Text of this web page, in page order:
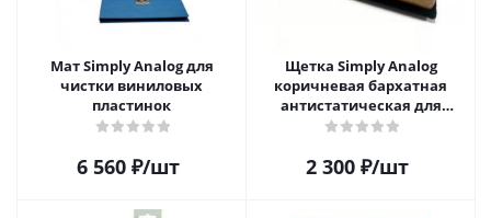
Мат Simply Analog для
чистки виниловых
пластинок
6 560₽/шт
Щетка Simply Analog
коричневая бархатная
антистатическая для
чистки виниловых
2 300₽/шт